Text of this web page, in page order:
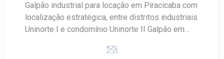
Galpão industrial para locação em Piracicaba com
localização estratégica, entre distritos industriais
Uninorte I e condomínio Uninorte II Galpão em
aproximadamente 800m² de área construída,